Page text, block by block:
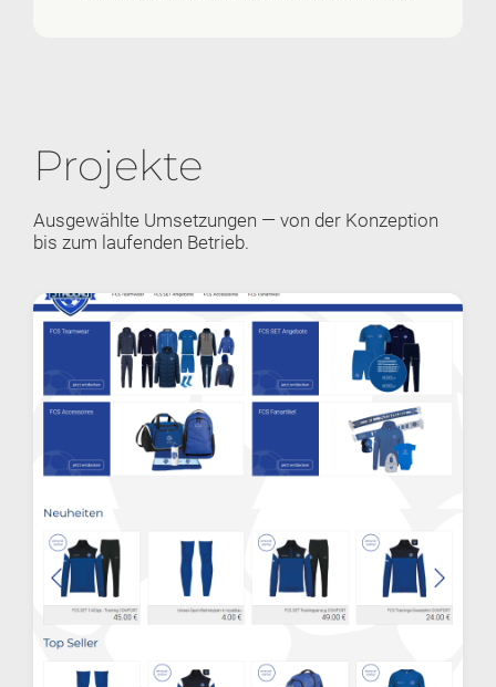
Projekte
Ausgewählte Umsetzungen — von der Konzeption
bis zum laufenden Betrieb.